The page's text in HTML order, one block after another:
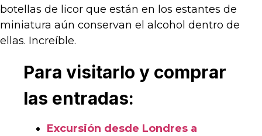
botellas de licor que están en los estantes de
miniatura aún conservan el alcohol dentro de
ellas. Increíble.
Para visitarlo y comprar
las entradas:
Excursión desde Londres a